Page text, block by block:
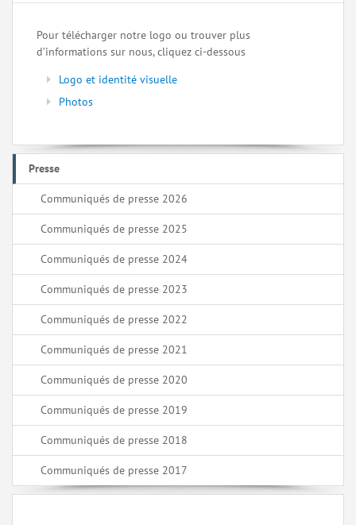
Pour télécharger notre logo ou trouver plus
d’informations sur nous, cliquez ci-dessous
Logo et identité visuelle
Photos
Presse
Communiqués de presse 2026
Communiqués de presse 2025
Communiqués de presse 2024
Communiqués de presse 2023
Communiqués de presse 2022
Communiqués de presse 2021
Communiqués de presse 2020
Communiqués de presse 2019
Communiqués de presse 2018
Communiqués de presse 2017